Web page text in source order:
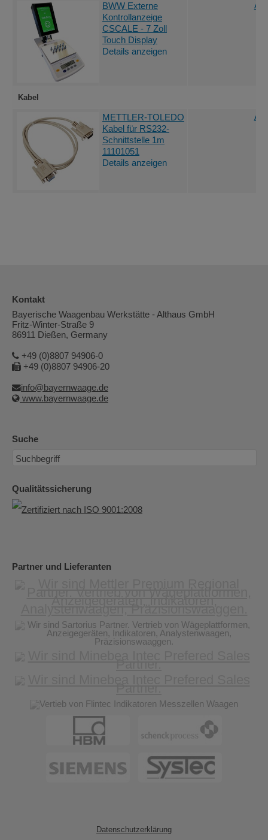
BWW Externe
Kontrollanzeige
CSCALE - 7 Zoll
Touch Display
Details anzeigen
Kabel
METTLER-TOLEDO
Kabel für RS232-
Schnittstelle 1m
11101051
Details anzeigen
Kontakt
Bayerische Waagenbau Werkstätte - Althaus GmbH
Fritz-Winter-Straße 9
86911 Dießen, Germany
+49 (0)8807 94906-0
+49 (0)8807 94906-20
info@bayernwaage.de
www.bayernwaage.de
Suche
Qualitätssicherung
Partner und Lieferanten
Datenschutzerklärung